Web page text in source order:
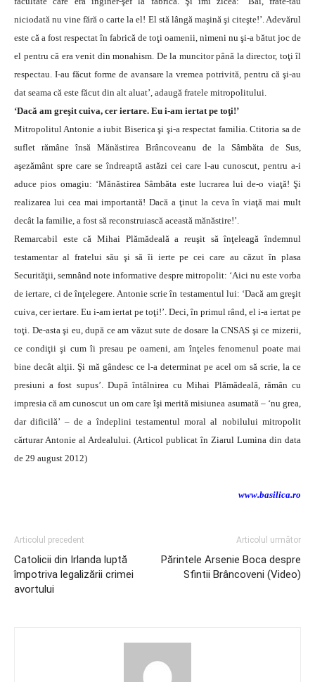
niciodată nu vine fără o carte la el! El stă lângă maşină şi citeşte!’. Adevărul
este că a fost respectat în fabrică de toţi oamenii, nimeni nu şi-a bătut joc de
el pentru că era venit din monahism. De la muncitor până la director, toţi îl
respectau. I-au făcut forme de avansare la vremea potrivită, pentru că şi-au
dat seama că este făcut din alt aluat’, adaugă fratele mitropolitului.
‘Dacă am greşit cuiva, cer iertare. Eu i-am iertat pe toţi!’
Mitropolitul Antonie a iubit Biserica şi şi-a respectat familia. Ctitoria sa de
suflet rămâne însă Mănăstirea Brâncoveanu de la Sâmbăta de Sus,
aşezământ spre care se îndreaptă astăzi cei care l-au cunoscut, pentru a-i
aduce pios omagiu: ‘Mănăstirea Sâmbăta este lucrarea lui de-o viaţă! Şi
realizarea lui cea mai importantă! Dacă a ţinut la ceva în viaţă mai mult
decât la familie, a fost să reconstruiască această mănăstire!’.
Remarcabil este că Mihai Plămădeală a reuşit să înţeleagă îndemnul
testamentar al fratelui său şi să îi ierte pe cei care au căzut în plasa
Securităţii, semnând note informative despre mitropolit: ‘Aici nu este vorba
de iertare, ci de înţelegere. Antonie scrie în testamentul lui: ‘Dacă am greşit
cuiva, cer iertare. Eu i-am iertat pe toţi!’. Deci, în primul rând, el i-a iertat pe
toţi. De-asta şi eu, după ce am văzut sute de dosare la CNSAS şi ce mizerii,
ce condiţii şi cum îi presau pe oameni, am înţeles fenomenul poate mai
bine decât alţii. Şi mă gândesc ce l-a determinat pe acel om să scrie, la ce
presiuni a fost supus’. După întâlnirea cu Mihai Plămădeală, rămân cu
impresia că am cunoscut un om care îşi merită misiunea asumată – ‘nu grea,
dar dificilă’ – de a îndeplini testamentul moral al nobilului mitropolit
cărturar Antonie al Ardealului. (Articol publicat în Ziarul Lumina din data
de 29 august 2012)
www.basilica.ro
Articolul precedent
Catolicii din Irlanda luptă
împotriva legalizării crimei
avortului
Articolul următor
Părintele Arsenie Boca despre
Sfintii Brâncoveni (Video)